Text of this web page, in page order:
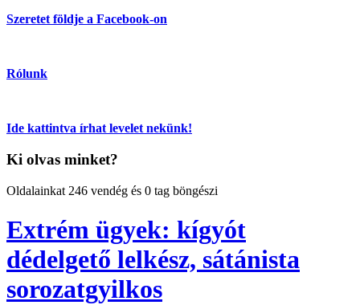
Szeretet földje a Facebook-on
Rólunk
Ide kattintva írhat levelet nekünk!
Ki olvas minket?
Oldalainkat 246 vendég és 0 tag böngészi
Extrém ügyek: kígyót
dédelgető lelkész, sátánista
sorozatgyilkos